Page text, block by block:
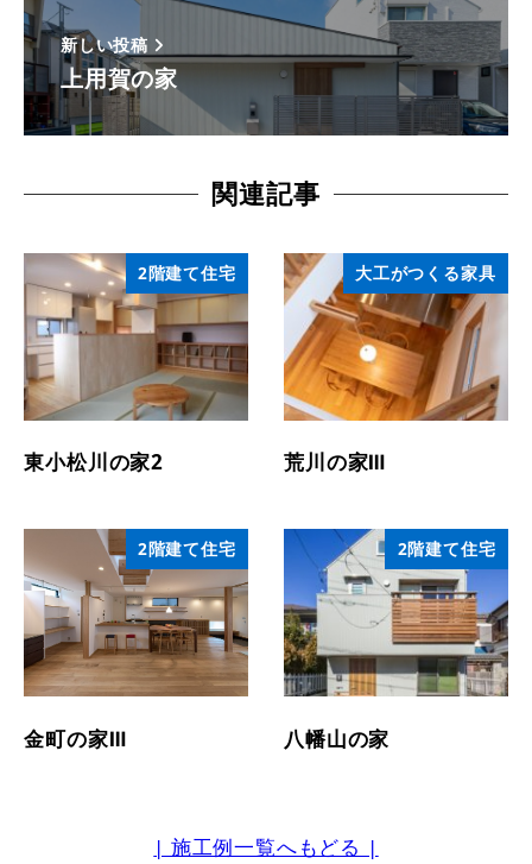
新しい投稿
上用賀の家
関連記事
2階建て住宅
東小松川の家2
大工がつくる家具
荒川の家Ⅲ
2階建て住宅
金町の家Ⅲ
2階建て住宅
八幡山の家
| 施工例一覧へもどる |